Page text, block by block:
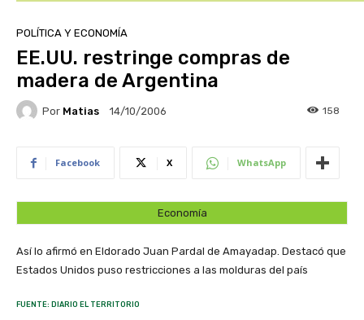
POLÍTICA Y ECONOMÍA
EE.UU. restringe compras de
madera de Argentina
Por Matias 14/10/2006 158
Facebook X WhatsApp
Economía
Así lo afirmó en Eldorado Juan Pardal de Amayadap. Destacó que
Estados Unidos puso restricciones a las molduras del país
FUENTE: DIARIO EL TERRITORIO